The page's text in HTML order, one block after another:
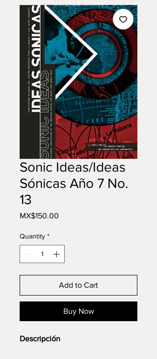
Sonic Ideas/Ideas
Sónicas Año 7 No.
13
MX$150.00
Quantity *
Add to Cart
Buy Now
Descripción